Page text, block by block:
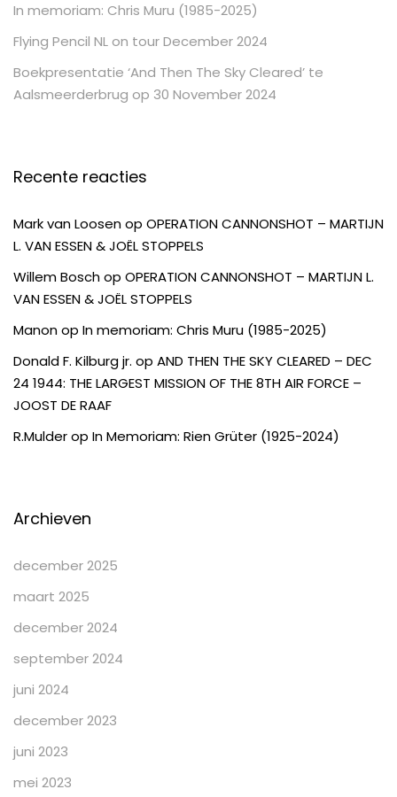
In memoriam: Chris Muru (1985-2025)
Flying Pencil NL on tour December 2024
Boekpresentatie ‘And Then The Sky Cleared’ te
Aalsmeerderbrug op 30 November 2024
Recente reacties
Mark van Loosenop OPERATION CANNONSHOT – MARTIJN
L. VAN ESSEN & JOËL STOPPELS
Willem Boschop OPERATION CANNONSHOT – MARTIJN L.
VAN ESSEN & JOËL STOPPELS
Manonop In memoriam: Chris Muru (1985-2025)
Donald F. Kilburg jr. op AND THEN THE SKY CLEARED – DEC
24 1944: THE LARGEST MISSION OF THE 8TH AIR FORCE –
JOOST DE RAAF
R.Mulderop In Memoriam: Rien Grüter (1925-2024)
Archieven
december 2025
maart 2025
december 2024
september 2024
juni 2024
december 2023
juni 2023
mei 2023